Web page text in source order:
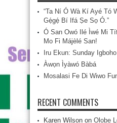
“Ta Ní Ó Wà Kí Ayé Tó
Gẹ́gẹ́ Bí Ifá Ṣe Sọ Ó.”
Ó San Owó Ilé Ìwé Mi
Mo Fi Májèlé San!
Iru Ekun: Sunday
Àwọn Ìyàwó Bàbá
Mosalasi Fe Di Wiwo
RECENT COMMENTS
Karen Wilson on Olobe